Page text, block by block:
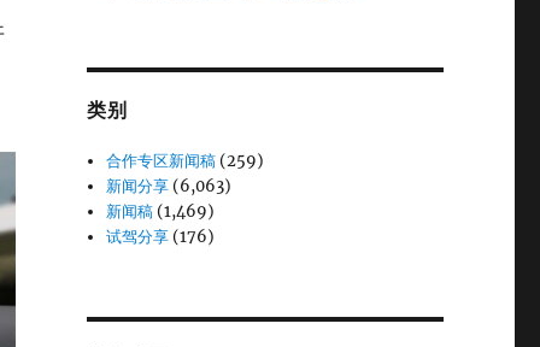
类别
合作专区新闻稿 (259)
新闻分享 (6,063)
新闻稿 (1,469)
试驾分享 (176)